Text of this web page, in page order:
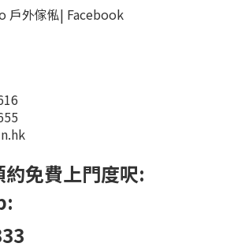
戶外傢俬| Facebook
免費上門度呎: